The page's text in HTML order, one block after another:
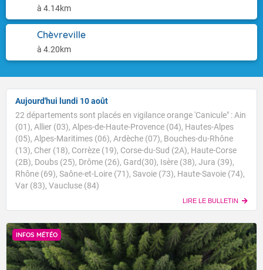
à 4.14km
Chèvreville
à 4.20km
Aujourd'hui lundi 10 août
22 départements sont placés en vigilance orange 'Canicule" : Ain
(01), Allier (03), Alpes-de-Haute-Provence (04), Hautes-Alpes
(05), Alpes-Maritimes (06), Ardèche (07), Bouches-du-Rhône
(13), Cher (18), Corrèze (19), Corse-du-Sud (2A), Haute-Corse
(2B), Doubs (25), Drôme (26), Gard(30), Isère (38), Jura (39),
Rhône (69), Saône-et-Loire (71), Savoie (73), Haute-Savoie (74),
Var (83), Vaucluse (84)
LIRE LE BULLETIN
INFOS MÉTÉO